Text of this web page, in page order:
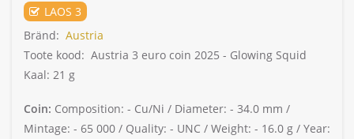
LAOS 3
Bränd: Austria
Toote kood: Austria 3 euro coin 2025 - Glowing Squid
Kaal: 21 g
Coin: Composition: - Cu/Ni / Diameter: - 34.0 mm /
Mintage: - 65 000 / Quality: - UNC / Weight: - 16.0 g / Year: